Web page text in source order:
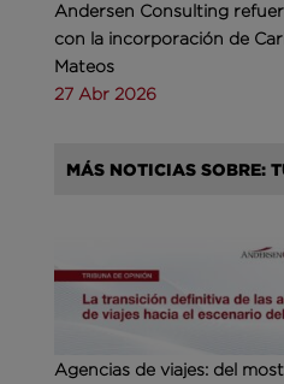
Andersen Consulting
con la incorporación de
Mateos
27 Abr 2026
MÁS NOTICIAS SOBRE:
Agencias de viajes: del